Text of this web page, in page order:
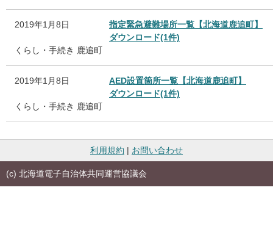
2019年1月8日
指定緊急避難場所一覧【北海道鹿追町】
ダウンロード(1件)
くらし・手続き 鹿追町
2019年1月8日
AED設置箇所一覧【北海道鹿追町】
ダウンロード(1件)
くらし・手続き 鹿追町
利用規約 | お問い合わせ
(c) 北海道電子自治体共同運営協議会